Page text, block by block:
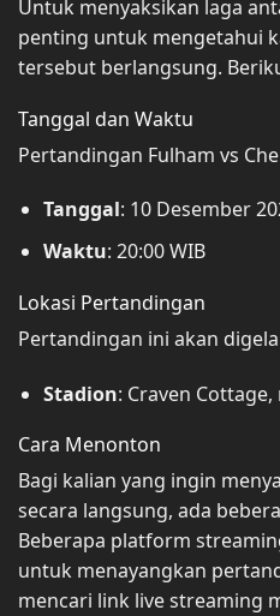
Untuk menyaksikan laga
penting untuk mengetahui
tersebut berlangsung.
Tanggal dan Waktu
Pertandingan Fulham vs
Tanggal: 10 Desember
Waktu: 20:00 WIB
Lokasi Pertandingan
Pertandingan ini akan
Stadion: Craven
Cara Menonton
Bagi kalian yang ingin
secara langsung, ada
Beberapa platform
untuk menayangkan
mencari link live streaming